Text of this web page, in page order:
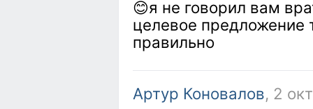
😊я не говорил вам
целевое предложение
правильно
Артур Коновалов, 2